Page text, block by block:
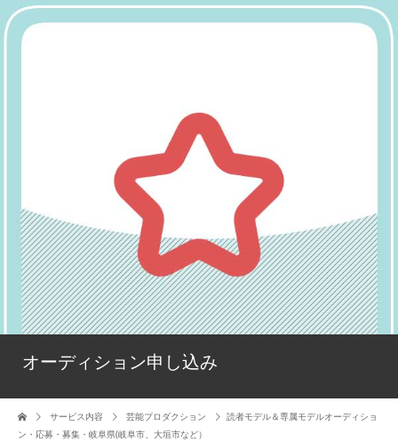
オーディション申し込み
サービス内容 芸能プロダクション
読者モデル＆専属モデルオーディショ
ン・応募・募集・岐阜県(岐阜市、大垣市など）